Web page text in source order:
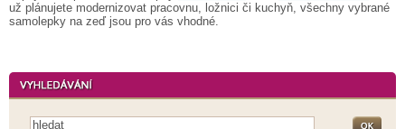
už plánujete modernizovat pracovnu, ložnici či kuchyň, všechny vybrané
samolepky na zeď jsou pro vás vhodné.